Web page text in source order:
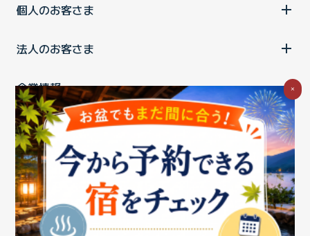
個人のお客さま
法人のお客さま
企業情報
ご利用中の方
お問い合わせ消費税の表示 ウェブアクセシビリティの取り組み
個人情報保護ポリシープライバシーポータル
Cookieポリシー
特定商取引法に基づく表記情報セキュリティ基本方針
商標についてBIGLOBEトップ
×